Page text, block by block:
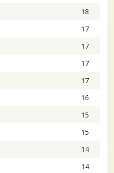
18
17
17
17
17
16
15
15
14
14